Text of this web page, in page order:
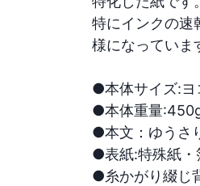
特にインクの速
様になっていま
●本体サイズ:
●本体重量
●本文：ゆうさ
●表紙:特殊紙・
●糸かがり綴じ